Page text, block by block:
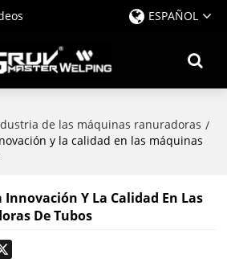
ESPAÑOL
de las máquinas ranuradoras /
y la calidad en las máquinas
Innovación Y La Calidad En Las
De Tubos